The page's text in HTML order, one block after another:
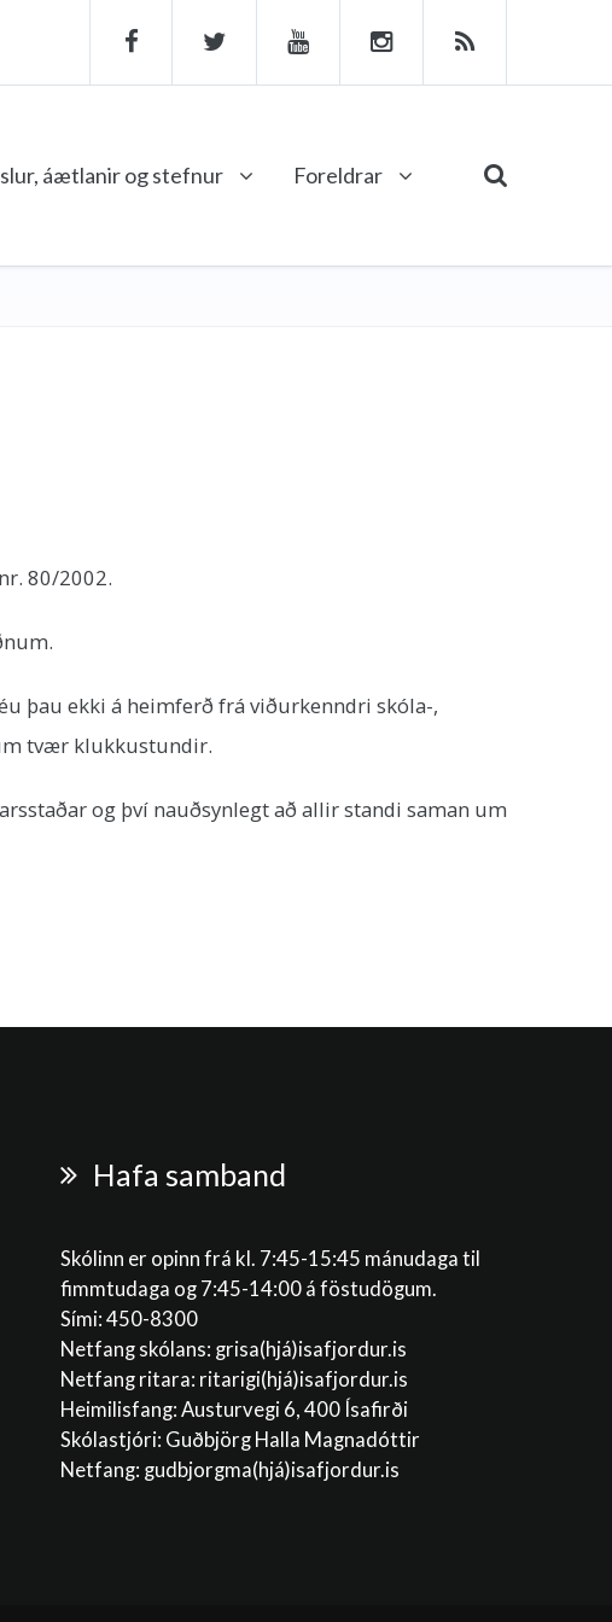
áætlanir og stefnur Foreldrar
80/2002.
þau ekki á heimferð frá viðurkenndri skóla-,
tvær klukkustundir.
og því nauðsynlegt að allir standi saman um
Hafa samband
Skólinn er opinn frá kl. 7:45-15:45 mánudaga til
fimmtudaga og 7:45-14:00 á föstudögum.
Sími: 450-8300
Netfang skólans: grisa(hjá)isafjordur.is
Netfang ritara: ritarigi(hjá)isafjordur.is
Heimilisfang: Austurvegi 6, 400 Ísafirði
Skólastjóri: Guðbjörg Halla Magnadóttir
Netfang: gudbjorgma(hjá)isafjordur.is